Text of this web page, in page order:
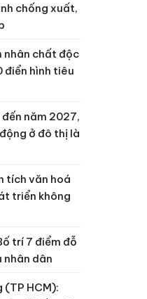
chống xuất,
nhân chất độc
điển hình tiêu
năm 2027,
ở đô thị là
tích văn hoá
triển không
trí 7 điểm đỗ
nhân dân
(TP HCM):